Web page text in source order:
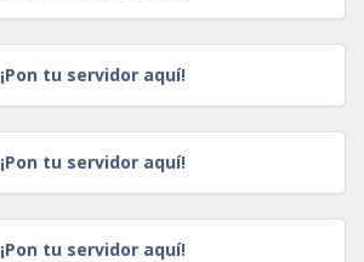
¡Pon tu servidor aquí!
¡Pon tu servidor aquí!
¡Pon tu servidor aquí!